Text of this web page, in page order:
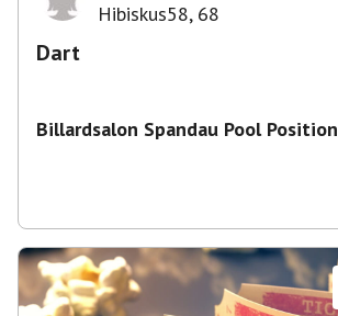
Hibiskus58, 68
Dart
Billardsalon Spandau Pool Position